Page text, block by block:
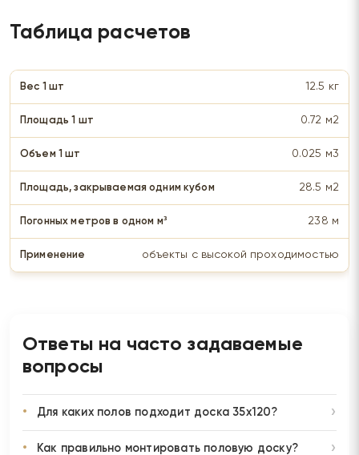
Таблица расчетов
12.5 кг
0.72 м2
0.025 м3
28.5 м2
238 м
объекты с высокой проходимостью
Ответы на часто задаваемые
вопросы
Для каких полов подходит доска 35х120?
Как правильно монтировать половую доску?